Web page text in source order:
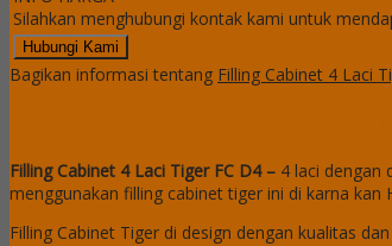
Silahkan menghubungi kontak kami untuk
Hubungi Kami
Bagikan informasi tentang Filling Cabinet 4 Laci
Filling Cabinet 4 Laci Tiger FC D4 – 4 laci dengan
menggunakan filling cabinet tiger ini di karna
Filling Cabinet Tiger di design dengan kualitas